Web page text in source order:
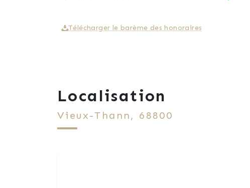
Télécharger le barème des honoraires
Localisation
Vieux-Thann, 68800